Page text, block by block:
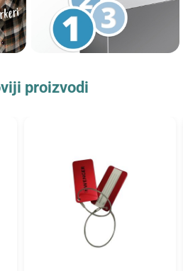
proizvodi